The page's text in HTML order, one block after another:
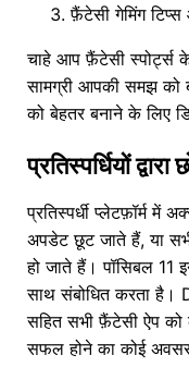
फ़ैंटेसी गेमिंग
चाहे आप फ़ैंटेसी स्पोर्ट्स के
सामग्री आपकी समझ
को बेहतर बनाने के लिए
प्रतिस्पर्धियों
प्रतिस्पर्धी प्लेटफ़ॉर्म में
अपडेट छूट जाते हैं, या
हो जाते हैं। पॉसिबल 11
साथ संबोधित करता
सहित सभी फ़ैंटेसी ऐप
सफल होने का कोई